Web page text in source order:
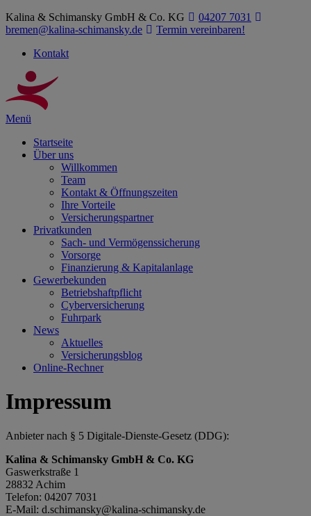
Kalina & Schimansky GmbH & Co. KG
04207 7031
bremen@kalina-schimansky.de
Termin vereinbaren!
Kontakt
Menü
Startseite
Über uns
Willkommen
Team
Kontakt & Öffnungszeiten
Ihre Vorteile
Versicherungspartner
Privatkunden
Sach- und Vermögenssicherung
Vorsorge
Finanzierung & Kapitalanlage
Gewerbekunden
Betriebshaftpflicht
Cyberversicherung
Fuhrpark
News
Aktuelles
Versicherungsblog
Online-Rechner
Impressum
Anbieter nach § 5 Digitale-Dienste-Gesetz (DDG):
Kalina & Schimansky GmbH & Co. KG
Gaswerkstraße 1
28832 Achim
Telefon: 04207 7031
E-Mail: d.schimansky@kalina-schimansky.de